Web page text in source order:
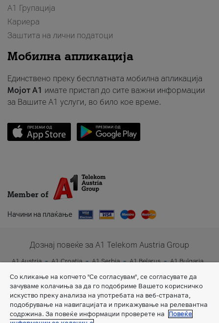
А1 Групација
Кариера
Заштита на лични податоци
Мобилна апликација
Единствено преку бесплатната мобилна апликација
Мојот A1 имате пристап до сите важни информации
за Вашите A1 услуги, во било кое време.
Member of
Начини на плаќање
Дознај повеќе за A1 Telekom Austria Group
A1 Austria A1 Croatia A1 Serbia A1 Belarus
A1 Bulgaria
Со кликање на копчето "Се согласувам", се согласувате да
зачуваме колачиња за да го подобриме Вашето корисничко
искуство преку анализа на употребата на веб-страната,
подобрување на навигацијата и прикажување на релевантна
содржина. За повеќе информации проверете на
Повеќе